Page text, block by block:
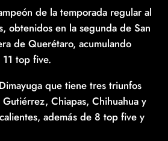
de la temporada regular al
obtenidos en la segunda de San
de Querétaro, acumulando
top five.
que tiene tres triunfos
Chiapas, Chihuahua y
además de 8 top five y